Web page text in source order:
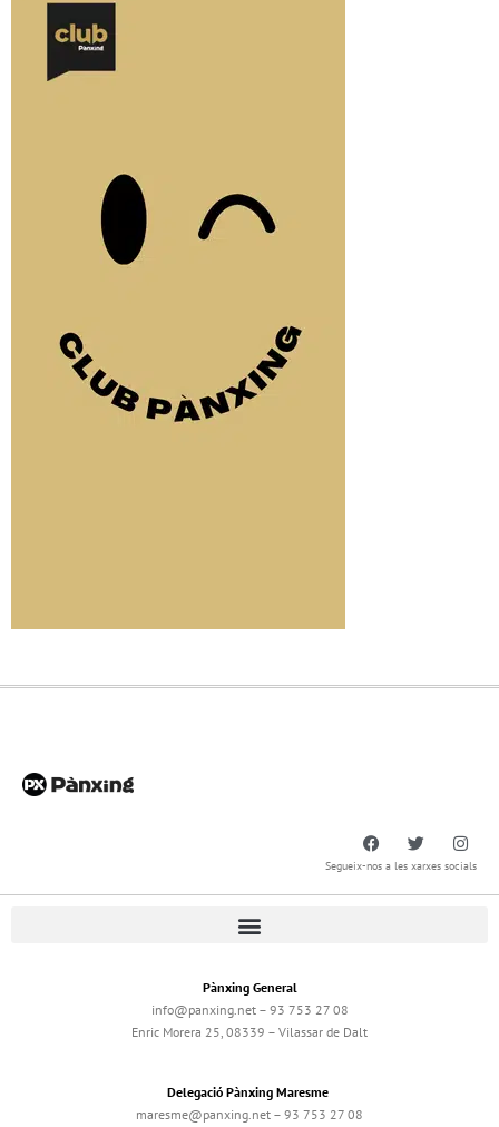
Segueix-nos a les xarxes socials
Pànxing General
info@panxing.net – 93 753 27 08
Enric Morera 25, 08339 – Vilassar de Dalt
Delegació Pànxing Maresme
maresme@panxing.net – 93 753 27 08